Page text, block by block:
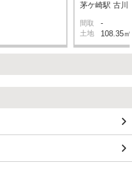
茅ケ崎駅 古川
間取 -
土地 108.35㎡